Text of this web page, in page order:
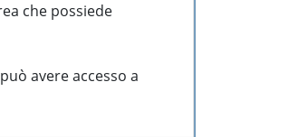
che possiede
avere accesso a